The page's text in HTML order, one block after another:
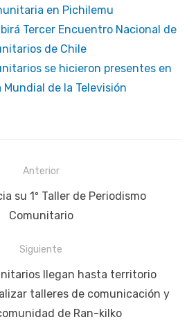
en Pichilemu
Tercer Encuentro Nacional de
de Chile
se hicieron presentes en
Mundial de la Televisión
Anterior
su 1º Taller de Periodismo
Comunitario
Siguiente
llegan hasta territorio
talleres de comunicación y
de Ran-kilko